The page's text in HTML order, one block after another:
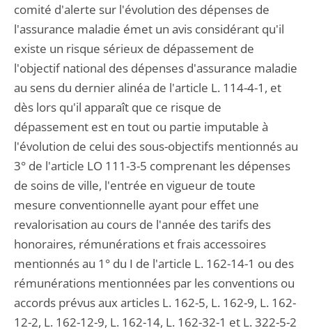
comité d'alerte sur l'évolution des dépenses de
l'assurance maladie émet un avis considérant qu'il
existe un risque sérieux de dépassement de
l'objectif national des dépenses d'assurance maladie
au sens du dernier alinéa de l'article L. 114-4-1, et
dès lors qu'il apparaît que ce risque de
dépassement est en tout ou partie imputable à
l'évolution de celui des sous-objectifs mentionnés au
3° de l'article LO 111-3-5 comprenant les dépenses
de soins de ville, l'entrée en vigueur de toute
mesure conventionnelle ayant pour effet une
revalorisation au cours de l'année des tarifs des
honoraires, rémunérations et frais accessoires
mentionnés au 1° du I de l'article L. 162-14-1 ou des
rémunérations mentionnées par les conventions ou
accords prévus aux articles L. 162-5, L. 162-9, L. 162-
12-2, L. 162-12-9, L. 162-14, L. 162-32-1 et L. 322-5-2